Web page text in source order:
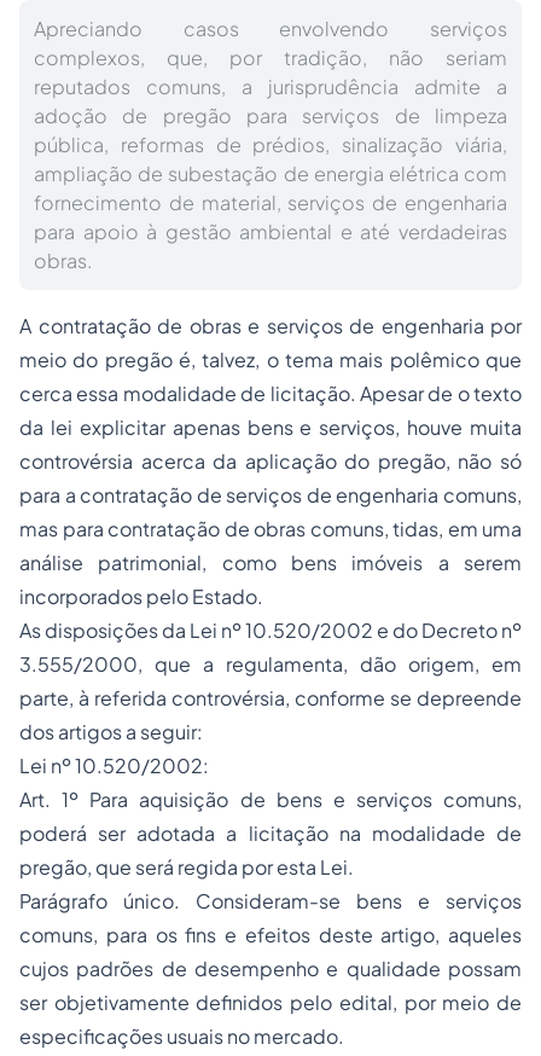
Apreciando casos envolvendo serviços
complexos, que, por tradição, não seriam
reputados comuns, a jurisprudência admite a
adoção de pregão para serviços de limpeza
pública, reformas de prédios, sinalização viária,
ampliação de subestação de energia elétrica com
fornecimento de material, serviços de engenharia
para apoio à gestão ambiental e até verdadeiras
obras.
A contratação de obras e serviços de engenharia por
meio do pregão é, talvez, o tema mais polêmico que
cerca essa modalidade de licitação. Apesar de o texto
da lei explicitar apenas bens e serviços, houve muita
controvérsia acerca da aplicação do pregão, não só
para a contratação de serviços de engenharia comuns,
mas para contratação de obras comuns, tidas, em uma
análise patrimonial, como bens imóveis a serem
incorporados pelo Estado.
As disposições da Lei nº 10.520/2002 e do Decreto nº
3.555/2000, que a regulamenta, dão origem, em
parte, à referida controvérsia, conforme se depreende
dos artigos a seguir:
Lei nº 10.520/2002:
Art. 1º Para aquisição de bens e serviços comuns,
poderá ser adotada a licitaçãona modalidade de
pregão, que será regida por esta Lei.
Parágrafo único. Consideram-se bens e serviços
comuns, para os fins e efeitos deste artigo, aqueles
cujos padrões de desempenho e qualidade possam
ser objetivamente definidos pelo edital, por meio de
especificações usuais no mercado.